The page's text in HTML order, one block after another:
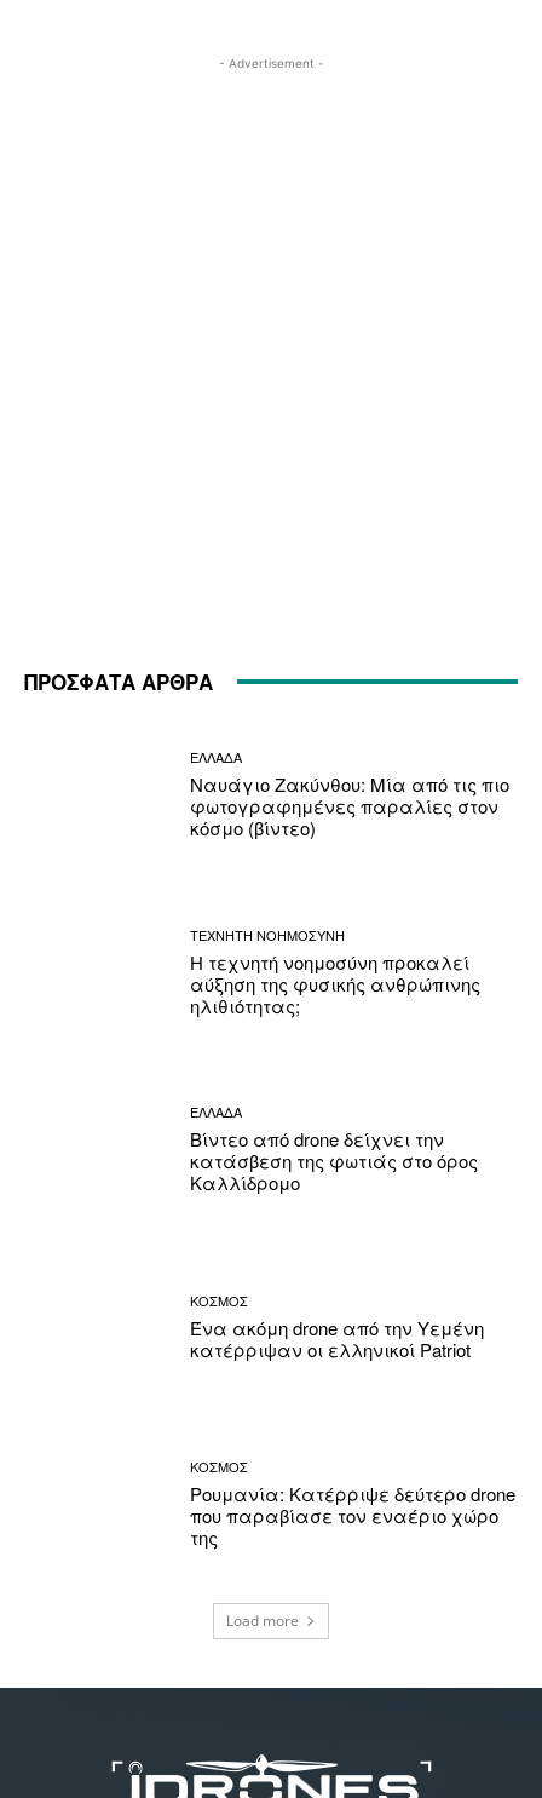
- Advertisement -
ΠΡΟΣΦΑΤΑ ΑΡΘΡΑ
ΕΛΛΑΔΑ
Ναυάγιο Ζακύνθου: Μία από τις πιο
φωτογραφημένες παραλίες στον
κόσμο (βίντεο)
ΤΕΧΝΗΤΗ ΝΟΗΜΟΣΥΝΗ
Η τεχνητή νοημοσύνη προκαλεί
αύξηση της φυσικής ανθρώπινης
ηλιθιότητας;
ΕΛΛΑΔΑ
Βίντεο από drone δείχνει την
κατάσβεση της φωτιάς στο όρος
Καλλίδρομο
ΚΟΣΜΟΣ
Ένα ακόμη drone από την Υεμένη
κατέρριψαν οι ελληνικοί Patriot
ΚΟΣΜΟΣ
Ρουμανία: Κατέρριψε δεύτερο drone
που παραβίασε τον εναέριο χώρο
της
Load more